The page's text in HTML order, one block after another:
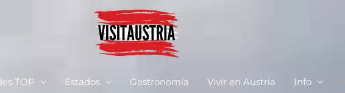
TOP Estados Gastronomía Vivir en Austria Info